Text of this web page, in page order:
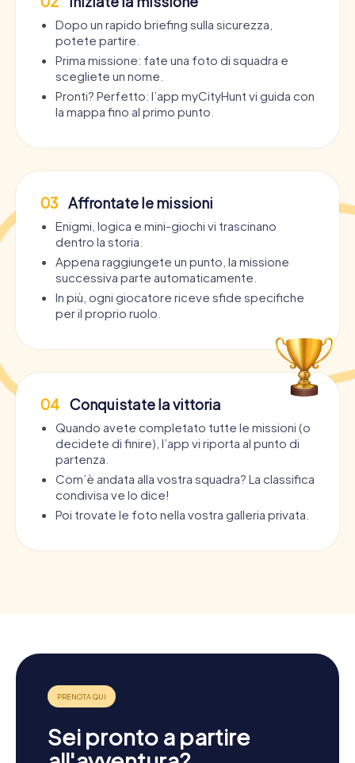
Dopo un rapido briefing sulla sicurezza,
potete partire.
Prima missione: fate una foto di squadra e
scegliete un nome.
Pronti? Perfetto: l’app myCityHunt vi guida con
la mappa fino al primo punto.
03 Affrontate le missioni
Enigmi, logica e mini-giochi vi trascinano
dentro la storia.
Appena raggiungete un punto, la missione
successiva parte automaticamente.
In più, ogni giocatore riceve sfide specifiche
per il proprio ruolo.
04 Conquistate la vittoria
Quando avete completato tutte le missioni (o
decidete di finire), l’app vi riporta al punto di
partenza.
Com’è andata alla vostra squadra? La classifica
condivisa ve lo dice!
Poi trovate le foto nella vostra galleria privata.
Sei pronto a partire